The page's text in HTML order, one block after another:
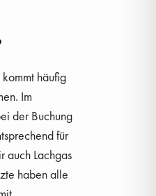
häufig
Im
der Buchung
für
auch Lachgas
haben alle